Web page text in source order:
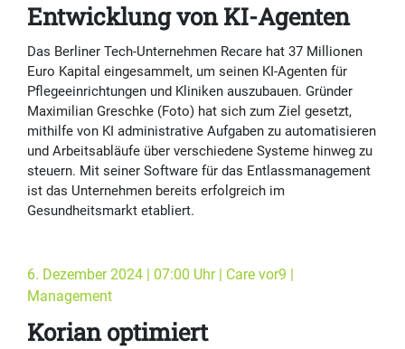
Entwicklung von KI-Agenten
Das Berliner Tech-Unternehmen Recare hat 37 Millionen
Euro Kapital eingesammelt, um seinen KI-Agenten für
Pflegeeinrichtungen und Kliniken auszubauen. Gründer
Maximilian Greschke (Foto) hat sich zum Ziel gesetzt,
mithilfe von KI administrative Aufgaben zu automatisieren
und Arbeitsabläufe über verschiedene Systeme hinweg zu
steuern. Mit seiner Software für das Entlassmanagement
ist das Unternehmen bereits erfolgreich im
Gesundheitsmarkt etabliert.
6. Dezember 2024 | 07:00 Uhr | Care vor9 |
Management
Korian optimiert